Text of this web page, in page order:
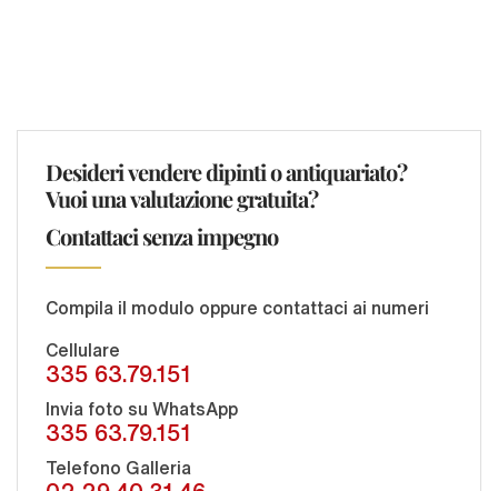
Desideri vendere dipinti o antiquariato?
Vuoi una valutazione gratuita?
Contattaci senza impegno
Compila il modulo oppure contattaci ai numeri
Cellulare
335 63.79.151
Invia foto su WhatsApp
335 63.79.151
Telefono Galleria